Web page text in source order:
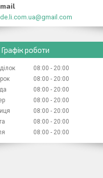
Графік роботи
08:00
20:00
08:00
20:00
08:00
20:00
08:00
20:00
08:00
20:00
08:00
20:00
08:00 20:00